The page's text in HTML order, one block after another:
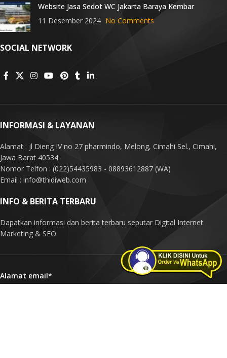
Website Jasa Sedot WC Jakarta Baraya Kembar
11 Desember 2024 No Comments
SOCIAL NETWORK
INFORMASI & LAYANAN
Alamat : jl Dieng IV no 27 pharmindo, Melong, Cimahi Sel., Cimahi,
Jawa Barat 40534
Nomor Telfon : (022)54435983 - 08893612887 (WA)
Email : info@thidiweb.com
INFO & BERITA TERBARU
Dapatkan informasi dan berita terbaru seputar Digital Internet
Marketing & SEO
Alamat email*